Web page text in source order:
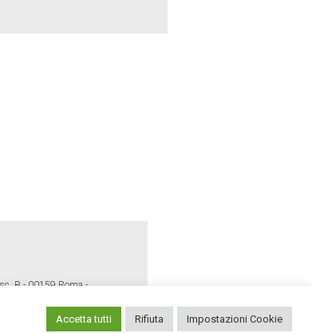
B - 00159 Roma -
Accetta tutti Rifiuta Impostazioni Cookie